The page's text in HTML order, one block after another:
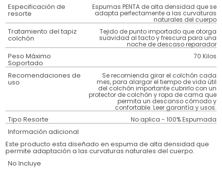
Especificación de
resorte
Espumas PENTA de alta densidad que se
adapta perfectamente a las curvaturas
naturales del cuerpo
Tratamiento del tapiz
colchón
Tejido de punto importado que otorga
suavidad al tacto y frescura para una
noche de descaso reparador
Peso Máximo
Soportado
70 Kilos
Recomendaciones de
uso
Se recomienda girar el colchón cada
mes, para alargar el tiempo de vida útil
del colchón importante cubrirlo con un
protector de colchón y ropa de cama que
permita un descanso cómodo y
confortable. Leer garantía y usos.
Tipo Resorte No aplica - 100% Espumada
Información adicional
Este producto esta diseñado en espuma de alta densidad que
permite adaptación a las curvaturas naturales del cuerpo.
No Incluye